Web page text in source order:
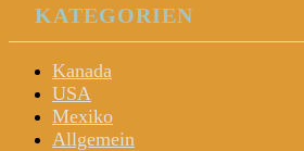
KATEGORIEN
Kanada
USA
Mexiko
Allgemein